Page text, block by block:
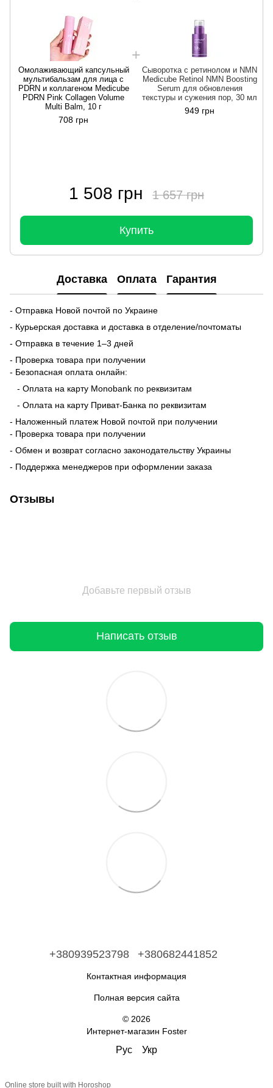
Омолаживающий капсульный
мультибальзам для лица с
PDRN и коллагеном Medicube
PDRN Pink Collagen Volume
Multi Balm, 10 г
708 грн
Сыворотка с ретинолом и NMN
Medicube Retinol NMN Boosting
Serum для обновления
текстуры и сужения пор, 30 мл
949 грн
1 508 грн 1 657 грн
Купить
Доставка Оплата Гарантия
- Отправка Новой почтой по Украине
- Курьерская доставка и доставка в отделение/почтоматы
- Отправка в течение 1–3 дней
- Проверка товара при получении
- Безопасная оплата онлайн:
- Оплата на карту Monobank по реквизитам
- Оплата на карту Приват-Банка по реквизитам
- Наложенный платеж Новой почтой при получении
- Проверка товара при получении
- Обмен и возврат согласно законодательству Украины
- Поддержка менеджеров при оформлении заказа
Отзывы
Добавьте первый отзыв
Написать отзыв
+380939523798 +380682441852
Контактная информация
Полная версия сайта
© 2026
Интернет-магазин Foster
Рус Укр
Online store built with Horoshop